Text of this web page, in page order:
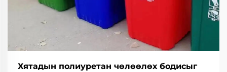
Хятадын полиуретан чөлөөлөх бодисыг